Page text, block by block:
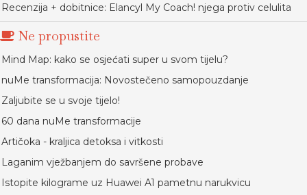
Recenzija + dobitnice: Elancyl My Coach! njega protiv celulita
Ne propustite
Mind Map: kako se osjećati super u svom tijelu?
nuMe transformacija: Novostečeno samopouzdanje
Zaljubite se u svoje tijelo!
60 dana nuMe transformacije
Artičoka - kraljica detoksa i vitkosti
Laganim vježbanjem do savršene probave
Istopite kilograme uz Huawei A1 pametnu narukvicu